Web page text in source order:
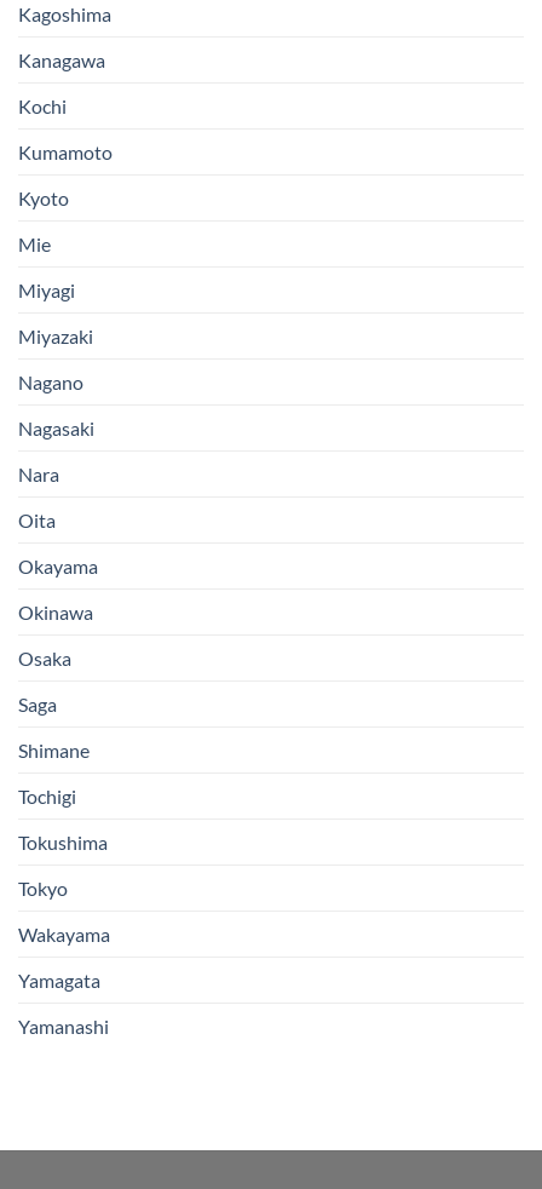
Kagoshima
Kanagawa
Kochi
Kumamoto
Kyoto
Mie
Miyagi
Miyazaki
Nagano
Nagasaki
Nara
Oita
Okayama
Okinawa
Osaka
Saga
Shimane
Tochigi
Tokushima
Tokyo
Wakayama
Yamagata
Yamanashi